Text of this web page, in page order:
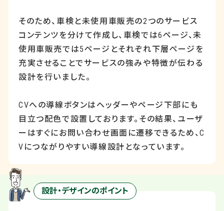
そのため、車検と未使用車販売の2 つのサービス
コンテンツを分けて作成し、車検では6ページ、未
使用車販売では5ページとそれぞれ下層ページを
充実させることでサービスの強みや特徴が伝わる
設計を行いました。
CVへの導線ボタンはヘッダーやページ下部にも
目立つ配色で設置しております。その結果、ユーザ
ーはすぐにお問い合わせ画面に遷移できるため、C
V につながりやすい導線設計となっています。
設計・デザインのポイント